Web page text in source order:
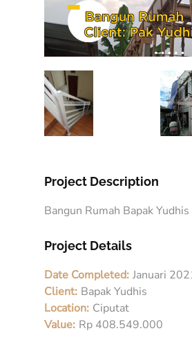
Project Description
Bangun Rumah Bapak
Project Details
Date Completed: Januari
Client: Bapak Yudhis
Location: Ciputat
Value: Rp 408.549.000